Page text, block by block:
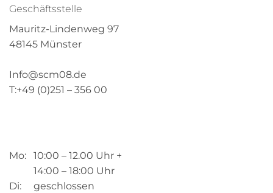
Geschäftsstelle
Mauritz-Lindenweg 97
48145 Münster
Info@scm08.de
T:+49 (0)251 – 356 00
Mo: 10:00 – 12.00 Uhr +
14:00 – 18:00 Uhr
Di: geschlossen